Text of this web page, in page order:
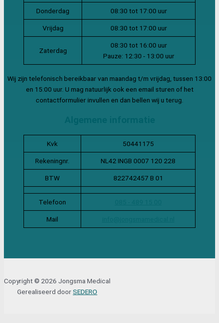
Donderdag 08:30 tot 17:00 uur
Vrijdag 08:30 tot 17:00 uur
Zaterdag
08:30 tot 16:00 uur
Pauze: 12:30 - 13:00 uur
Wij zijn telefonisch bereikbaar van maandag t/m vrijdag, tussen 13:00
en 15:00 uur. U mag natuurlijk ook een email sturen of het
contactformulier invullen en dan bellen wij u terug.
Kvk 50441175
Rekeningnr. NL42 INGB 0007 120 228
BTW 822742457 B 01
Telefoon
Mail
Copyright © 2026 Jongsma Medical
Gerealiseerd doorSEDERO